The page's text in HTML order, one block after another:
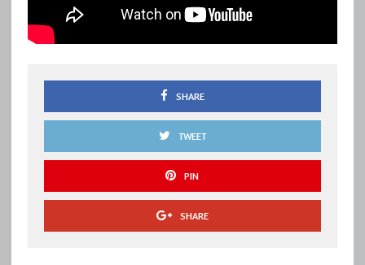
SHARE
TWEET
PIN
SHARE